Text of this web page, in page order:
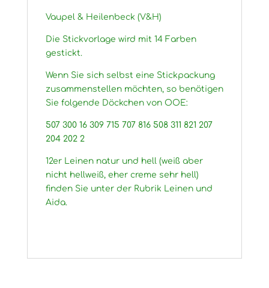
Vaupel & Heilenbeck (V&H)
Die Stickvorlage wird mit 14 Farben
gestickt.
Wenn Sie sich selbst eine Stickpackung
zusammenstellen möchten, so benötigen
Sie folgende Döckchen von OOE:
507 300 16 309 715 707 816 508 311 821 207
204 202 2
12er Leinen natur und hell (weiß aber
nicht hellweiß, eher creme sehr hell)
finden Sie unter der Rubrik Leinen und
Aida.